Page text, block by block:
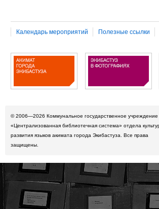
Календарь мероприятий Полезные ссылки
© 2006—2026 Коммунальное государственное учреждение
«Централизованная библиотечная система» отдела
развития языков акимата города Экибастуза. Все права
защищены.